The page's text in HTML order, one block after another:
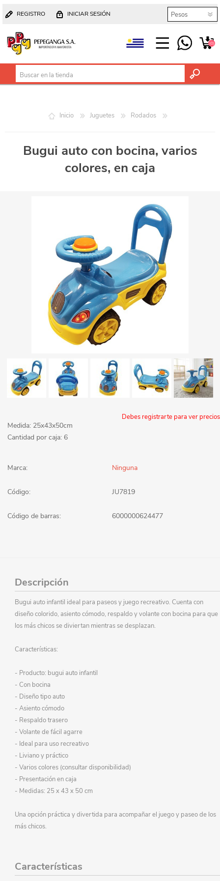
REGISTRO INICIAR SESIÓN
(0)
Inicio Juguetes Rodados
Bugui auto con bocina, varios
colores, en caja
Debes registrarte para ver precios
Medida: 25x43x50cm
Cantidad por caja: 6
Marca: Ninguna
Código: JU7819
Código de barras: 6000000624477
Descripción
Bugui auto infantil ideal para paseos y juego recreativo. Cuenta con
diseño colorido, asiento cómodo, respaldo y volante con bocina para que
los más chicos se diviertan mientras se desplazan.
Características:
- Producto: bugui auto infantil
- Con bocina
- Diseño tipo auto
- Asiento cómodo
- Respaldo trasero
- Volante de fácil agarre
- Ideal para uso recreativo
- Liviano y práctico
- Varios colores (consultar disponibilidad)
- Presentación en caja
- Medidas: 25 x 43 x 50 cm
Una opción práctica y divertida para acompañar el juego y paseo de los
más chicos.
Características